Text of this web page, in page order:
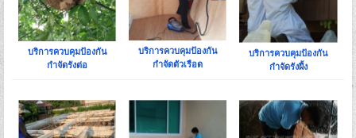
บริการควบคุมป้องกัน
กำจัดรังต่อ
บริการควบคุมป้องกัน
กำจัดตัวเรือด
บริการควบคุมป้องกัน
กำจัดรังผึ้ง